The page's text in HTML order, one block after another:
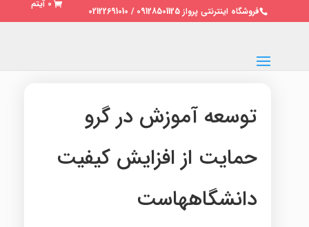
فروشگاه اینترنتی پرواز 09128501125 / 02122691010
0 آیتم
توسعه آموزش در گرو
حمایت از افزایش کیفیت
دانشگاههاست